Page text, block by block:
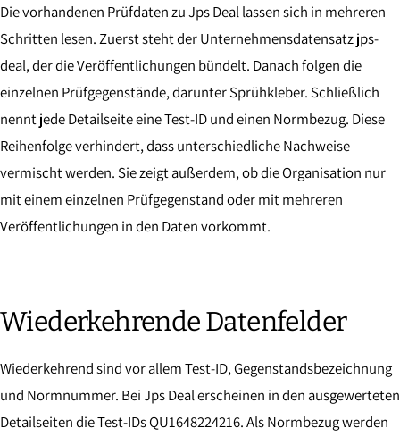
Die vorhandenen Prüfdaten zu Jps Deal lassen sich in mehreren
Schritten lesen. Zuerst steht der Unternehmensdatensatz jps-
deal, der die Veröffentlichungen bündelt. Danach folgen die
einzelnen Prüfgegenstände, darunter Sprühkleber. Schließlich
nennt jede Detailseite eine Test-ID und einen Normbezug. Diese
Reihenfolge verhindert, dass unterschiedliche Nachweise
vermischt werden. Sie zeigt außerdem, ob die Organisation nur
mit einem einzelnen Prüfgegenstand oder mit mehreren
Veröffentlichungen in den Daten vorkommt.
Wiederkehrende Datenfelder
Wiederkehrend sind vor allem Test-ID, Gegenstandsbezeichnung
und Normnummer. Bei Jps Deal erscheinen in den ausgewerteten
Detailseiten die Test-IDs QU1648224216. Als Normbezug werden